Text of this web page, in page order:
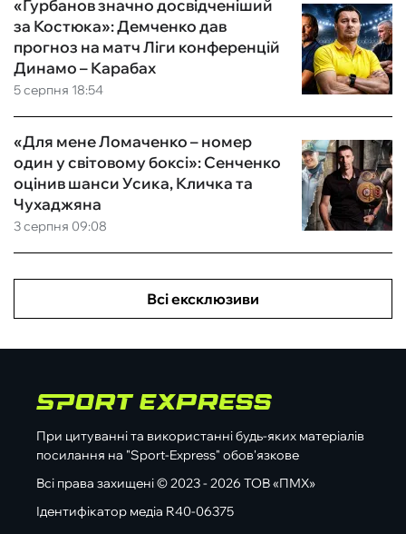
5 серпня 18:54
«Гурбанов значно досвідченіший
за Костюка»: Демченко дав
прогноз на матч Ліги конференцій
Динамо – Карабах
3 серпня 09:08
«Для мене Ломаченко – номер
один у світовому боксі»: Сенченко
оцінив шанси Усика, Кличка та
Чухаджяна
Всі ексклюзиви
При цитуванні та використанні будь-яких матеріалів
посилання на "Sport-Express" обов'язкове
Всі права захищені © 2023 - 2026 ТОВ «ПМХ»
Ідентифікатор медіа R40-06375